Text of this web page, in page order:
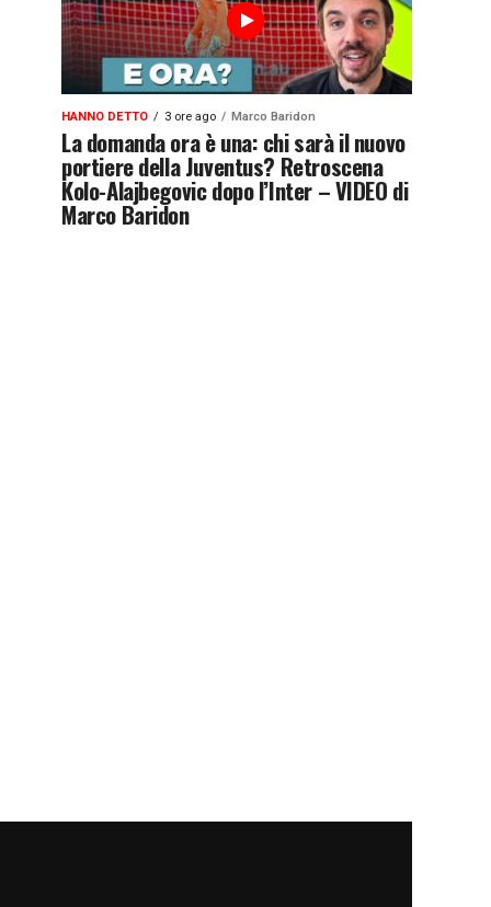
HANNO DETTO 3 ore ago Marco Baridon
La domanda ora è una: chi sarà il nuovo
portiere della Juventus? Retroscena
Kolo-Alajbegovic dopo l’Inter – VIDEO di
Marco Baridon